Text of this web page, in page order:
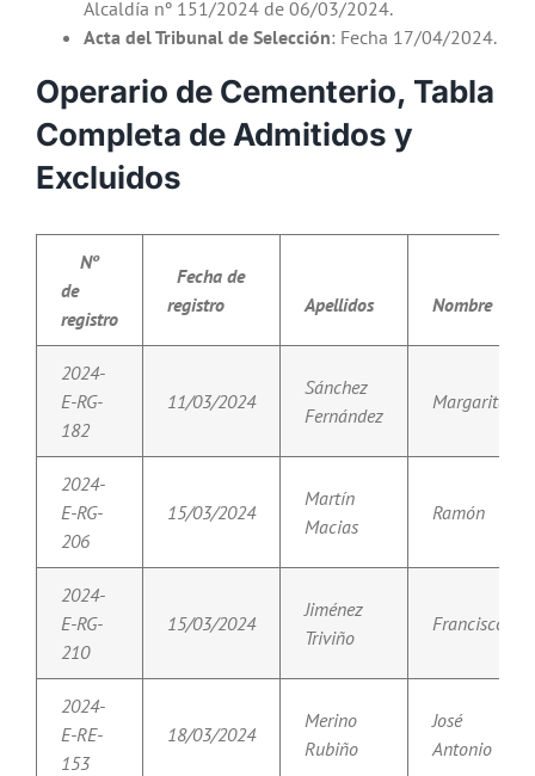
Alcaldía nº 151/2024 de 06/03/2024.
Acta del Tribunal de Selección: Fecha 17/04/2024.
Operario de Cementerio, Tabla
Completa de Admitidos y
Excluidos
Nº
de
registro
Fecha de
registro
Apellidos Nombre
2024-
E-RG-
182
11/03/2024
Sánchez
Fernández
Margarita
2024-
E-RG-
206
15/03/2024
Martín
Macias
Ramón
2024-
E-RG-
210
15/03/2024
Jiménez
Triviño
Francisco
2024-
E-RE-
153
18/03/2024
Merino
Rubiño
José
Antonio